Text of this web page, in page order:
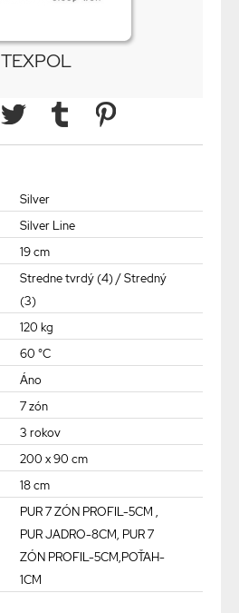
TEXPOL
Silver
Silver Line
19 cm
Stredne tvrdý (4) / Stredný
(3)
120 kg
60 °C
Áno
7 zón
3 rokov
200 x 90 cm
18 cm
PUR 7 ZÓN PROFIL-5CM ,
PUR JADRO-8CM, PUR 7
ZÓN PROFIL-5CM,POŤAH-
1CM